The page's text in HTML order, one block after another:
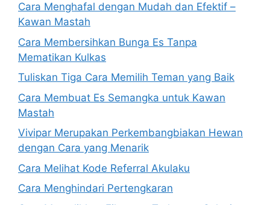
Cara Menghafal dengan Mudah dan Efektif –
Kawan Mastah
Cara Membersihkan Bunga Es Tanpa
Mematikan Kulkas
Tuliskan Tiga Cara Memilih Teman yang Baik
Cara Membuat Es Semangka untuk Kawan
Mastah
Vivipar Merupakan Perkembangbiakan Hewan
dengan Cara yang Menarik
Cara Melihat Kode Referral Akulaku
Cara Menghindari Pertengkaran